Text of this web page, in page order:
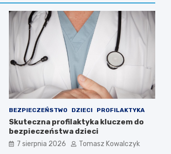
BEZPIECZEŃSTWO DZIECI PROFILAKTYKA
Skuteczna profilaktyka kluczem do
bezpieczeństwa dzieci
7 sierpnia 2026 Tomasz Kowalczyk